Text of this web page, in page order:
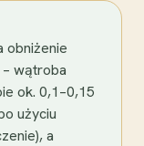
obniżenie
wątroba
ok. 0,1–0,15
użyciu
a